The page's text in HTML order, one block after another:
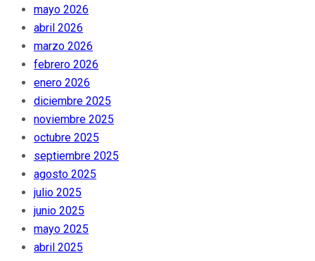
mayo 2026
abril 2026
marzo 2026
febrero 2026
enero 2026
diciembre 2025
noviembre 2025
octubre 2025
septiembre 2025
agosto 2025
julio 2025
junio 2025
mayo 2025
abril 2025